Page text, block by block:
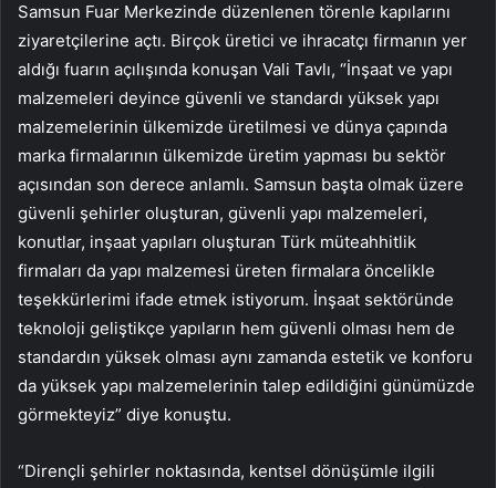
Samsun Fuar Merkezinde düzenlenen törenle kapılarını
ziyaretçilerine açtı. Birçok üretici ve ihracatçı firmanın yer
aldığı fuarın açılışında konuşan Vali Tavlı, “İnşaat ve yapı
malzemeleri deyince güvenli ve standardı yüksek yapı
malzemelerinin ülkemizde üretilmesi ve dünya çapında
marka firmalarının ülkemizde üretim yapması bu sektör
açısından son derece anlamlı. Samsun başta olmak üzere
güvenli şehirler oluşturan, güvenli yapı malzemeleri,
konutlar, inşaat yapıları oluşturan Türk müteahhitlik
firmaları da yapı malzemesi üreten firmalara öncelikle
teşekkürlerimi ifade etmek istiyorum. İnşaat sektöründe
teknoloji geliştikçe yapıların hem güvenli olması hem de
standardın yüksek olması aynı zamanda estetik ve konforu
da yüksek yapı malzemelerinin talep edildiğini günümüzde
görmekteyiz” diye konuştu.
“Dirençli şehirler noktasında, kentsel dönüşümle ilgili